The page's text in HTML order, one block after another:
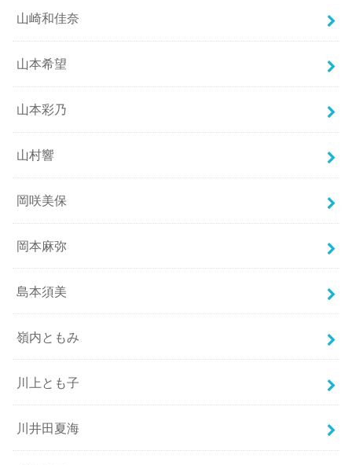
山崎和佳奈
山本希望
山本彩乃
山村響
岡咲美保
岡本麻弥
島本須美
嶺内ともみ
川上とも子
川井田夏海